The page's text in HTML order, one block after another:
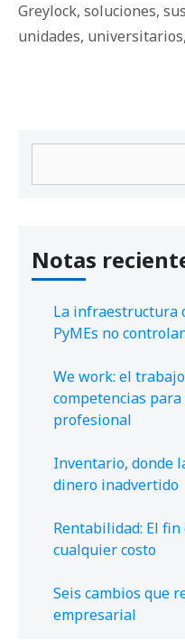
Greylock, soluciones,
unidades, universitarios,
Notas
La infraestructura
PyMEs no
We work: el
competencias
profesional
Inventario, donde
dinero inadvertido
Rentabilidad: El
cualquier costo
Seis cambios que
empresarial